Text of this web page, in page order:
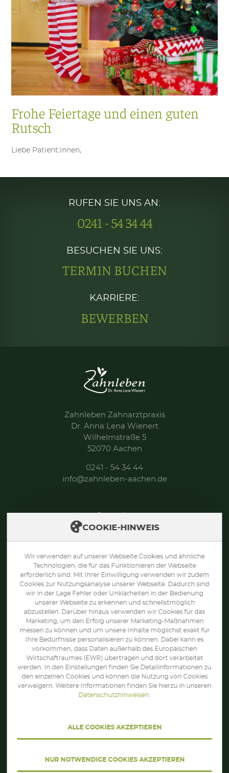
Frohe Feiertage und einen guten
Rutsch
Liebe Patient:innen,
RUFEN SIE UNS AN:
0241 - 54 34 44
BESUCHEN SIE UNS:
TERMIN BUCHEN
KARRIERE:
BEWERBEN
FOLGEN SIE UNS:
Zahnleben Zahnarztpraxis
Dr. Anna Lena Wienert
Wilhelmstraße 5
52070 Aachen
0241 - 54 34 44
info@zahnleben-aachen.de
Unsere Prinzipien
Karriere
Kontakt
Datenschutz
Impressum
COOKIE-HINWEIS
Wir verwenden auf unserer Webseite Cookies und ähnliche
Technologien, die für das Funktionieren der Webseite
erforderlich sind. Mit Ihrer Einwilligung verwenden wir zudem
Cookies zur Nutzungsanalyse unserer Webseite. Dadurch sind
wir in der Lage Fehler oder Unklarheiten in der Bedienung
unserer Webseite zu erkennen und schnellstmöglich
abzustellen. Darüber hinaus verwenden wir Cookies für das
Marketing, um den Erfolg unserer Marketing-Maßnahmen
messen zu können und um unsere Inhalte möglichst exakt für
Ihre Bedürfnisse personalisieren zu können. Dabei kann es
vorkommen, dass Daten außerhalb des Europäischen
Wirtschaftraumes (EWR) übertragen und dort verarbeitet
werden. In den Einstellungen finden Sie Detailinformationen zu
den einzelnen Cookies und können die Nutzung von Cookies
verweigern. Weitere Informationen finden Sie hierzu in unseren
Datenschutzhinweisen
ALLE COOKIES AKZEPTIEREN
NUR NOTWENDIGE COOKIES AKZEPTIEREN